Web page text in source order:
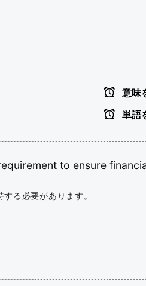
意味
単語
to ensure
る必要があります。